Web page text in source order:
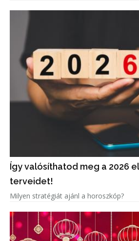
Így valósíthatod meg a 2026
terveidet!
Milyen stratégiát ajánl a horoszkóp?